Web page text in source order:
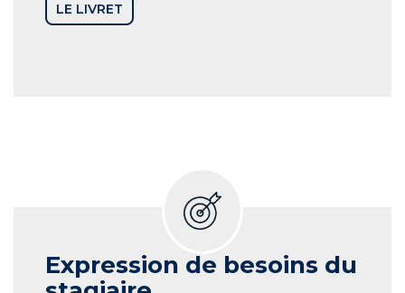
LE LIVRET
Expression de besoins du